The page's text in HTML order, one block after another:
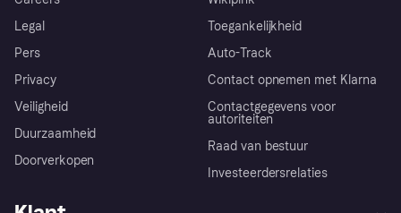
Legal
Pers
Privacy
Veiligheid
Duurzaamheid
Doorverkopen
Toegankelijkheid
Auto-Track
Contact opnemen met Klarna
Contactgegevens voor
autoriteiten
Raad van bestuur
Investeerdersrelaties